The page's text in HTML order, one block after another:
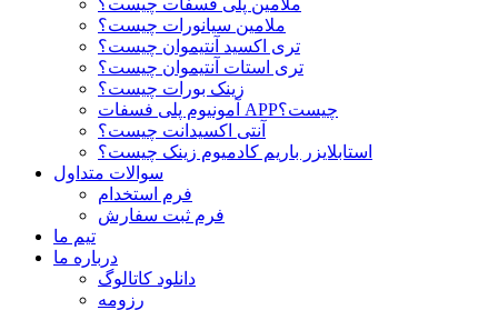
ملامین سیانورات چیست؟
تری اکسید آنتیموان چیست؟
تری استات آنتیموان چیست؟
زینک بورات چیست؟
آمونیوم پلی فسفات APPچیست؟
آنتی اکسیدانت چیست؟
استابلایزر باریم کادمیوم زینک چیست؟
سوالات متداول
فرم استخدام
فرم ثبت سفارش
تیم ما
درباره ما
دانلود کاتالوگ
رزومه